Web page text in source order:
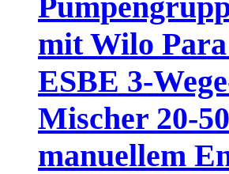
mit Wilo Para
ESBE 3-
Mischer 20-
manuellem